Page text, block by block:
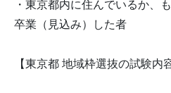
・東京都内に住んでいるか、
卒業（見込み）した者
【東京都 地域枠選抜の試験内